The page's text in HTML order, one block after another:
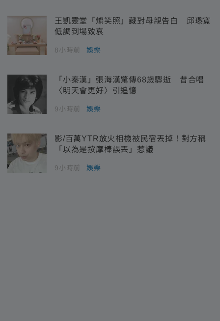
王凱靈堂「燦笑照」藏對母親告白 邱瓈寬
低調到場致哀
8小時前 娛樂
「小秦漢」張海漢驚傳68歲驟逝 昔合唱
〈明天會更好〉引追憶
9小時前 娛樂
影/百萬YTR放火相機被民宿丟掉！對方稱
「以為是按摩棒誤丟」惹議
9小時前 娛樂